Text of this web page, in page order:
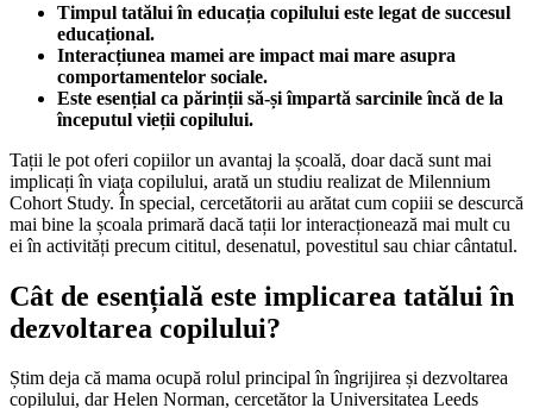
Timpul tatălui în educația copilului este legat de succesul
educațional.
Interacțiunea mamei are impact mai mare asupra
comportamentelor sociale.
Este esențial ca părinții să-și împartă sarcinile încă de la
începutul vieții copilului.
Tații le pot oferi copiilor un avantaj la școală, doar dacă sunt mai
implicați în viața copilului, arată un studiu realizat de Milennium
Cohort Study. În special, cercetătorii au arătat cum copiii se descurcă
mai bine la școala primară dacă tații lor interacționează mai mult cu
ei în activități precum cititul, desenatul, povestitul sau chiar cântatul.
Cât de esențială este implicarea tatălui în
dezvoltarea copilului?
Știm deja că mama ocupă rolul principal în îngrijirea și dezvoltarea
copilului, dar Helen Norman, cercetător la Universitatea Leeds